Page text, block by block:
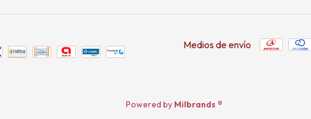
Medios de envío
Powered by Milbrands ®